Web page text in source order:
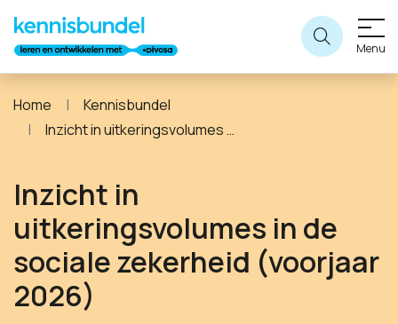
Menu
Home
Kennisbundel
Inzicht in uitkeringsvolumes in de sociale zekerheid (voorjaar 2026)
Inzicht in
uitkeringsvolumes in de
sociale zekerheid (voorjaar
2026)